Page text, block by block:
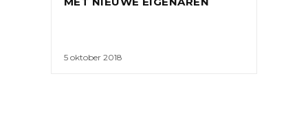
5 oktober 2018